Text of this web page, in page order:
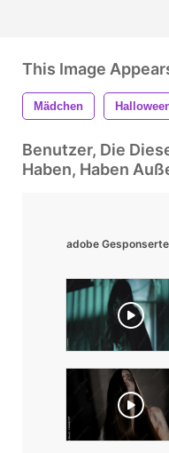
This Image
Mädchen
Benutzer, Die
Haben, Haben
adobe